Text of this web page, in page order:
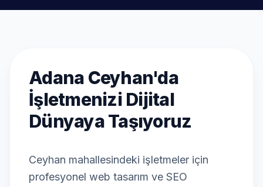
Adana Ceyhan'da
İşletmenizi Dijital
Dünyaya Taşıyoruz
Ceyhan mahallesindeki işletmeler için
profesyonel web tasarım ve SEO